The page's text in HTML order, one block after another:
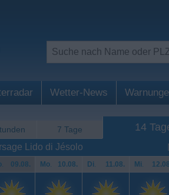
Wetter-News
7 Tage 14
Lido di Jésolo
. 09.08. Mo. 10.08. Di. 11.08. Mi.